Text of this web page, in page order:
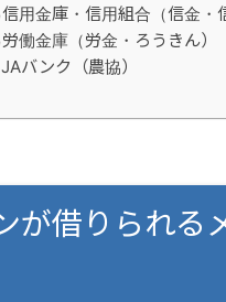
用金庫・信用組合（信金・
働金庫（労金・ろうきん）
バンク（農協）
が借りられる